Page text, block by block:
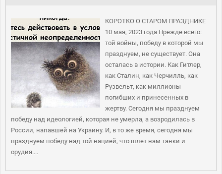
КОРОТКО О СТАРОМ ПРАЗДНИКЕ
10 мая, 2023 года Прежде всего:
той войны, победу в которой мы
празднуем, не существует. Она
осталась в истории. Как Гитлер,
как Сталин, как Черчилль, как
Рузвельт, как миллионы
погибших и принесенных в
жертву. Сегодня мы празднуем
победу над идеологией, которая не умерла, а возродилась в
России, напавшей на Украину. И, в то же время, сегодня мы
празднуем победу над той нацией, что шлет нам танки и
орудия....